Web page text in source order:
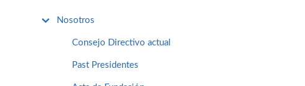
Nosotros
Consejo Directivo actual
Past Presidentes